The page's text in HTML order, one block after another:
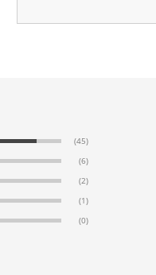
(45)
(6)
(2)
(1)
(0)